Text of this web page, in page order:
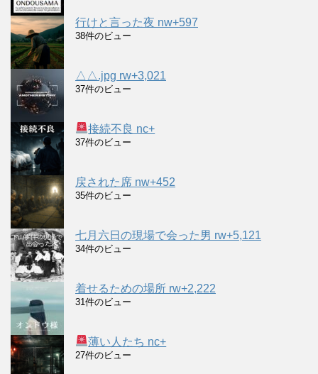
行けと言った夜 nw+597
38件のビュー
△△.jpg rw+3,021
37件のビュー
接続不良 nc+
37件のビュー
戻された席 nw+452
35件のビュー
七月六日の現場で会った男 rw+5,121
34件のビュー
着せるための場所 rw+2,222
31件のビュー
薄い人たち nc+
27件のビュー